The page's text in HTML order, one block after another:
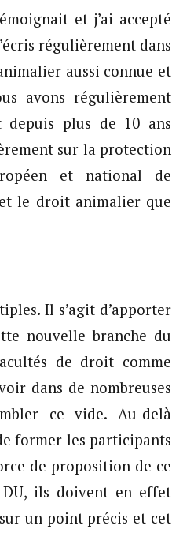
et j’ai accepté
régulièrement dans
aussi connue et
avons régulièrement
plus de 10 ans
sur la protection
et national de
et le droit animalier que
Il s’agit d’apporter
nouvelle branche du
de droit comme
dans de nombreuses
ce vide. Au-delà
former les participants
de proposition de ce
ils doivent en effet
un point précis et cet